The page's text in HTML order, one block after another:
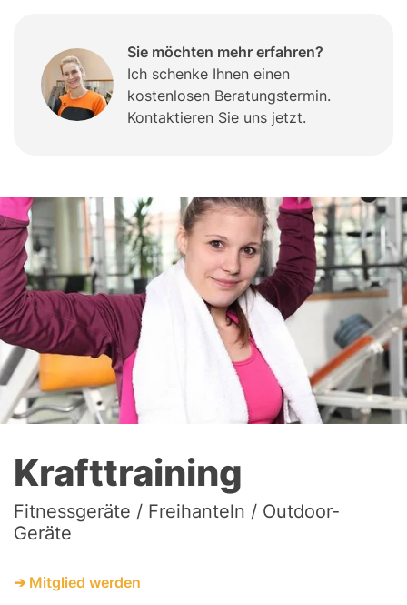
Sie möchten mehr erfahren?
Ich schenke Ihnen einen
kostenlosen Beratungstermin.
Kontaktieren Sie uns jetzt.
Krafttraining
Fitnessgeräte / Freihanteln / Outdoor-
Geräte
➔ Mitglied werden